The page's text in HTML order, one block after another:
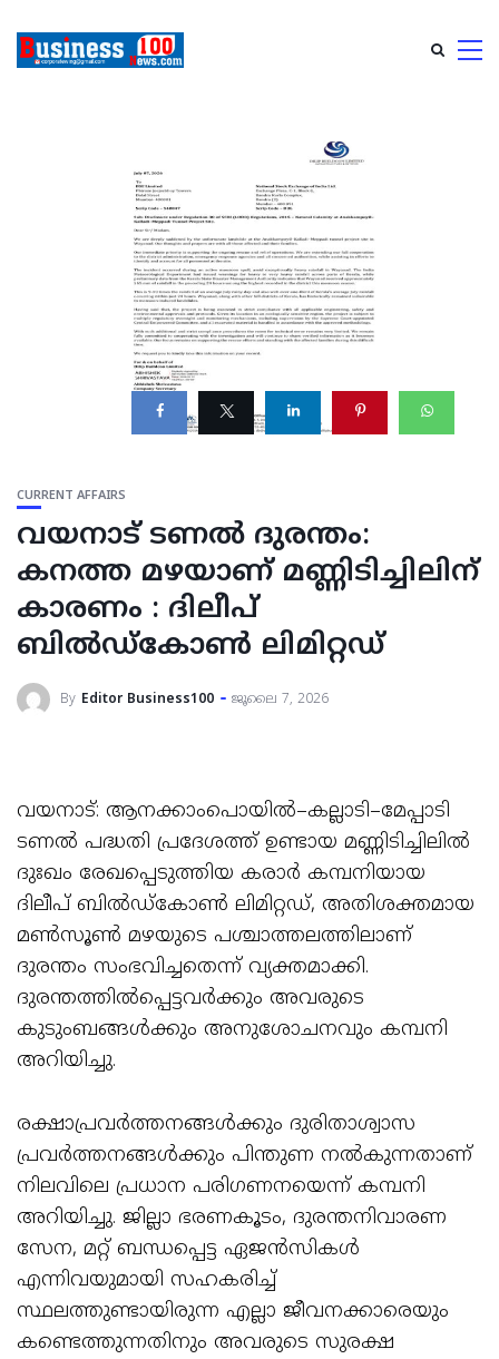
CURRENT AFFAIRS
വയനാട് ടണൽ ദുരന്തം:
കനത്ത മഴയാണ് മണ്ണിടിച്ചിലിന്
കാരണം : ദിലീപ്
ബിൽഡ്കോൺ ലിമിറ്റഡ്
By Editor Business100 ജൂലൈ 7, 2026
വയനാട്: ആനക്കാംപൊയിൽ–കല്ലാടി–മേപ്പാടി
ടണൽ പദ്ധതി പ്രദേശത്ത് ഉണ്ടായ മണ്ണിടിച്ചിലിൽ
ദുഃഖം രേഖപ്പെടുത്തിയ കരാർ കമ്പനിയായ
ദിലീപ് ബിൽഡ്കോൺ ലിമിറ്റഡ്, അതിശക്തമായ
മൺസൂൺ മഴയുടെ പശ്ചാത്തലത്തിലാണ്
ദുരന്തം സംഭവിച്ചതെന്ന് വ്യക്തമാക്കി.
ദുരന്തത്തിൽപ്പെട്ടവർക്കും അവരുടെ
കുടുംബങ്ങൾക്കും അനുശോചനവും കമ്പനി
അറിയിച്ചു.
രക്ഷാപ്രവർത്തനങ്ങൾക്കും ദുരിതാശ്വാസ
പ്രവർത്തനങ്ങൾക്കും പിന്തുണ നൽകുന്നതാണ്
നിലവിലെ പ്രധാന പരിഗണനയെന്ന് കമ്പനി
അറിയിച്ചു. ജില്ലാ ഭരണകൂടം, ദുരന്തനിവാരണ
സേന, മറ്റ് ബന്ധപ്പെട്ട ഏജൻസികൾ
എന്നിവയുമായി സഹകരിച്ച്
സ്ഥലത്തുണ്ടായിരുന്ന എല്ലാ ജീവനക്കാരെയും
കണ്ടെത്തുന്നതിനും അവരുടെ സുരക്ഷ